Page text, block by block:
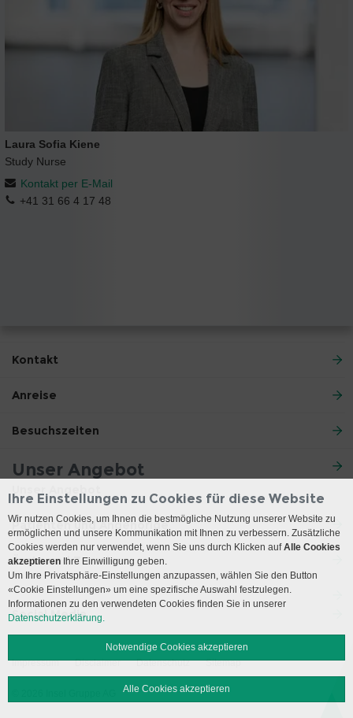
Laura Sofia Kiene
Study Nurse
Kontakt per E-Mail
+41 31 66 4 17 48
Kontakt
Anreise
Besuchszeiten
Unser Angebot
Patienten und Angehörige
Ärzte und Zuweiser
Social Media
Impressum Disclaimer Datenschutz Sitemap
Ihre Einstellungen zu Cookies für diese Website
Wir nutzen Cookies, um Ihnen die bestmögliche Nutzung unserer Website zu
ermöglichen und unsere Kommunikation mit Ihnen zu verbessern. Zusätzliche
Cookies werden nur verwendet, wenn Sie uns durch Klicken aufAlle Cookies
akzeptieren Ihre Einwilligung geben.
Um Ihre Privatsphäre-Einstellungen anzupassen, wählen Sie den Button
«Cookie Einstellungen» um eine spezifische Auswahl festzulegen.
Informationen zu den verwendeten Cookies finden Sie in unserer
Datenschutzerklärung.
Notwendige Cookies akzeptieren
Alle Cookies akzeptieren